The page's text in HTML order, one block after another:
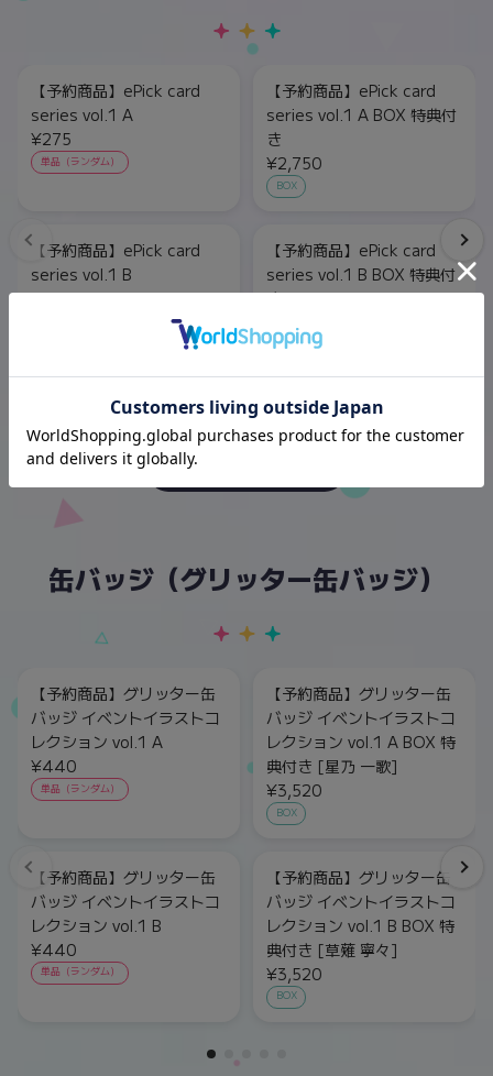
【予約商品】ePick card
series vol.1 A
¥275
単品（ランダム）
【予約商品】ePick card
series vol.1 A BOX 特典付
き
¥2,750
BOX
【予約商品】ePick card
series vol.1 B
¥275
【予約商品】ePick card
series vol.1 B BOX 特典付
き
¥2,750
BOX
缶バッジ（グリッター缶バッジ）
【予約商品】グリッター缶
バッジ イベントイラストコ
レクション vol.1 A
¥440
単品（ランダム）
【予約商品】グリッター缶
バッジ イベントイラストコ
レクション vol.1 A BOX 特
典付き [星乃 一歌]
¥3,520
BOX
【予約商品】グリッター缶
バッジ イベントイラストコ
レクション vol.1 B
¥440
単品（ランダム）
【予約商品】グリッター缶
バッジ イベントイラストコ
レクション vol.1 B BOX 特
典付き [草薙 寧々]
¥3,520
BOX